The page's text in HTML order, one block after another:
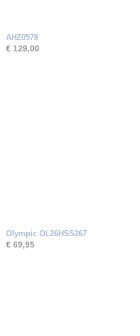
AHZ0578
€ 129,00
Olympic OL26HSS267
€ 69,95